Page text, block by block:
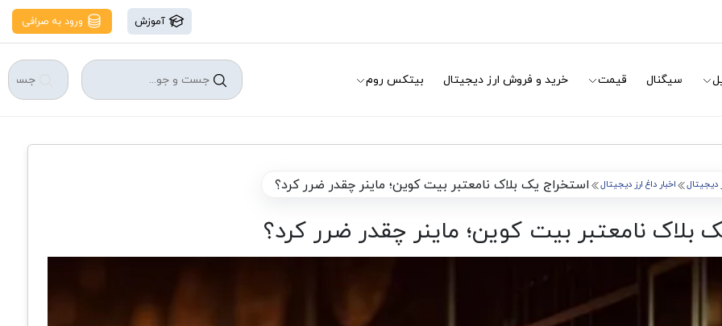
آموزش ورود به صرافی
سیگنال قیمت خرید و فروش ارز دیجیتال بیتکس روم
دیجیتال اخبار داغ ارز دیجیتال استخراج یک بلاک نامعتبر بیت کوین؛ ماینر چقدر ضرر کرد؟
بلاک نامعتبر بیت کوین؛ ماینر چقدر ضرر کرد؟